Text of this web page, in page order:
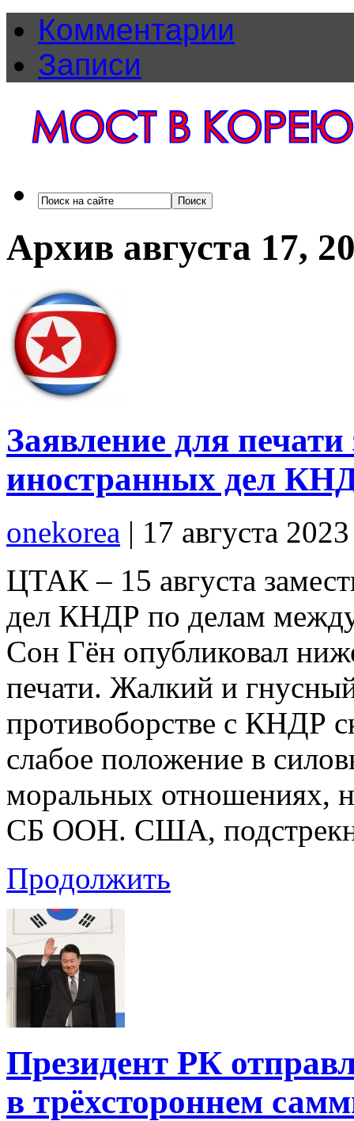
Комментарии
Записи
Архив августа 17,
Заявление для
иностранных дел
onekorea | 17 августа 2023
ЦТАК – 15 августа
дел КНДР по делам
Сон Гён опубликовал
печати. Жалкий и
противоборстве с КНДР
слабое положение в
моральных отношениях,
СБ ООН. США,
Продолжить
Президент РК
в трёхстороннем